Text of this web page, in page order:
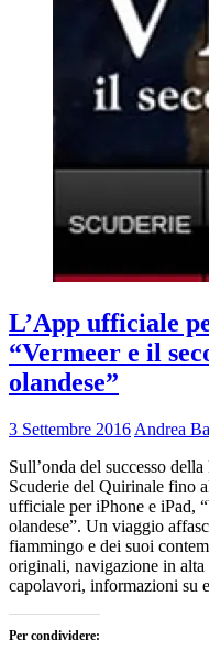
L’App ufficiale
“Vermeer e il
olandese”
3 Settembre 2016 Andrea
Sull’onda del successo
Scuderie del Quirinale fino
ufficiale per iPhone e iPad,
olandese”. Un viaggio
fiammingo e dei suoi
originali, navigazione in
capolavori, informazioni su
Per condividere: